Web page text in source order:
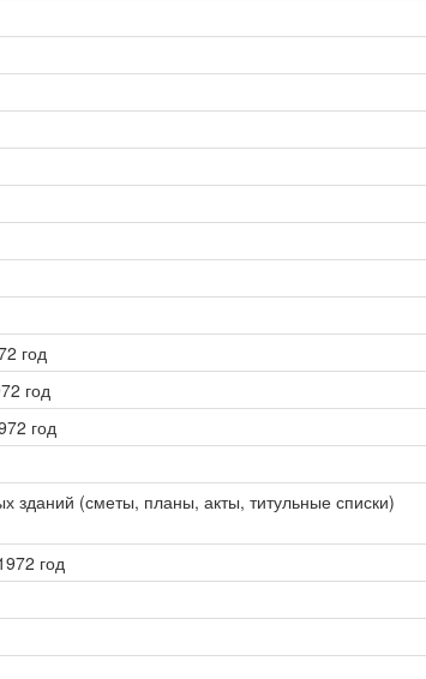
год
год
год
зданий (сметы, планы, акты, титульные списки)
год